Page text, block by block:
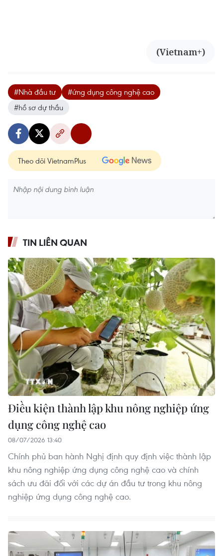
(Vietnam+)
#Nhà đầu tư
#ứng dụng công nghệ cao
#hồ sơ dự thầu
Theo dõi VietnamPlus
TIN LIÊN QUAN
Điều kiện thành lập khu nông nghiệp ứng
dụng công nghệ cao
08/07/2026 13:40
Chính phủ ban hành Nghị định quy định việc thành lập
khu nông nghiệp ứng dụng công nghệ cao và chính
sách ưu đãi đối với các dự án đầu tư trong khu nông
nghiệp ứng dụng công nghệ cao.